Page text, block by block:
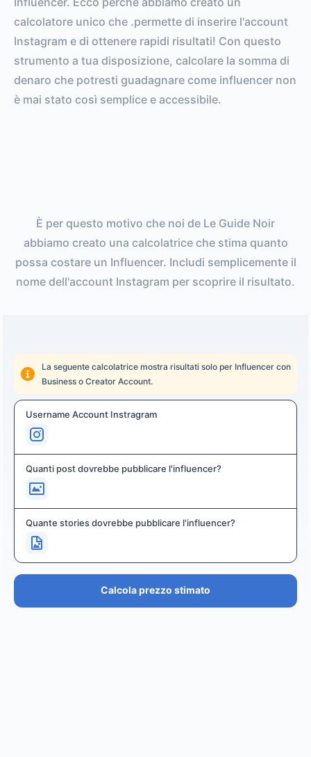
calcolatore unico che .permette di inserire l'account
Instagram e di ottenere rapidi risultati! Con questo
strumento a tua disposizione, calcolare la somma di
denaro che potresti guadagnare come influencer non
è mai stato così semplice e accessibile.
È per questo motivo che noi de Le Guide Noir
abbiamo creato una calcolatrice che stima quanto
possa costare un Influencer. Includi semplicemente il
nome dell'account Instagram per scoprire il risultato.
La seguente calcolatrice mostra risultati solo per Influencer con
Business o Creator Account.
Username Account Instragram
Quanti post dovrebbe pubblicare l'influencer?
Quante stories dovrebbe pubblicare l'influencer?
Calcola prezzo stimato